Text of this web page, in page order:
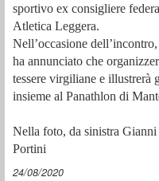
sportivo ex consigliere
Atletica Leggera.
Nell’occasione
ha annunciato che
tessere virgiliane e illustrerà
insieme al Panathlon di
Nella foto, da sinistra
Portini
24/08/2020